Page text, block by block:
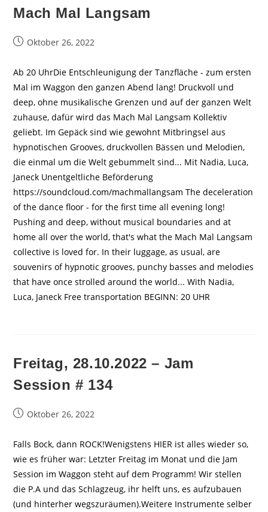
Mach Mal Langsam
BeitragOktober 26, 2022
Ab 20 UhrDie Entschleunigung der Tanzfläche - zum ersten
Mal im Waggon den ganzen Abend lang! Druckvoll und
deep, ohne musikalische Grenzen und auf der ganzen Welt
zuhause, dafür wird das Mach Mal Langsam Kollektiv
geliebt. Im Gepäck sind wie gewohnt Mitbringsel aus
hypnotischen Grooves, druckvollen Bässen und Melodien,
die einmal um die Welt gebummelt sind... Mit Nadia, Luca,
Janeck Unentgeltliche Beförderung
https://soundcloud.com/machmallangsam The deceleration
of the dance floor - for the first time all evening long!
Pushing and deep, without musical boundaries and at
home all over the world, that's what the Mach Mal Langsam
collective is loved for. In their luggage, as usual, are
souvenirs of hypnotic grooves, punchy basses and melodies
that have once strolled around the world... With Nadia,
Luca, Janeck Free transportation BEGINN: 20 UHR
Freitag, 28.10.2022 – Jam
Session # 134
BeitragOktober 26, 2022
Falls Bock, dann ROCK!Wenigstens HIER ist alles wieder so,
wie es früher war: Letzter Freitag im Monat und die Jam
Session im Waggon steht auf dem Programm! Wir stellen
die P.A und das Schlagzeug, ihr helft uns, es aufzubauen
(und hinterher wegszuräumen).Weitere Instrumente selber